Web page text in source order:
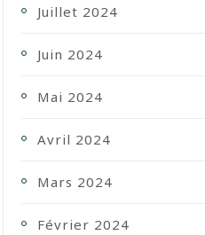
Juillet 2024
Juin 2024
Mai 2024
Avril 2024
Mars 2024
Février 2024